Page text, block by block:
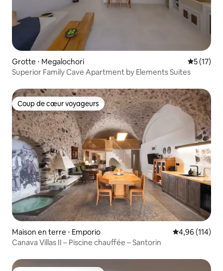
Grotte ⋅ Megalochori
5 (17)
Superior Family Cave Apartment by Elements Suites
Coup de cœur voyageurs
Coup de cœur voyageurs
Maison en terre ⋅ Emporio Évaluation
4,96 (114)
Canava Villas II – Piscine chauffée – Santorin